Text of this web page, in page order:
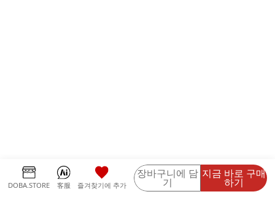
DOBA.STORE 客服 즐겨찾기에 추가
장바구니에 담
기
지금 바로 구매
하기